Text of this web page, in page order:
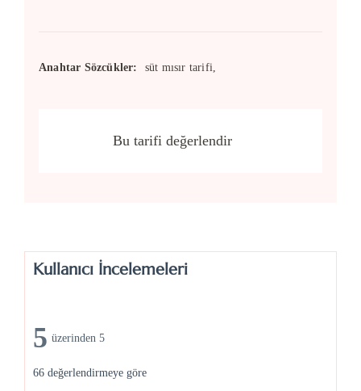
Anahtar Sözcükler: süt mısır tarifi,
Bu tarifi değerlendir
Kullanıcı İncelemeleri
5 üzerinden 5
66 değerlendirmeye göre